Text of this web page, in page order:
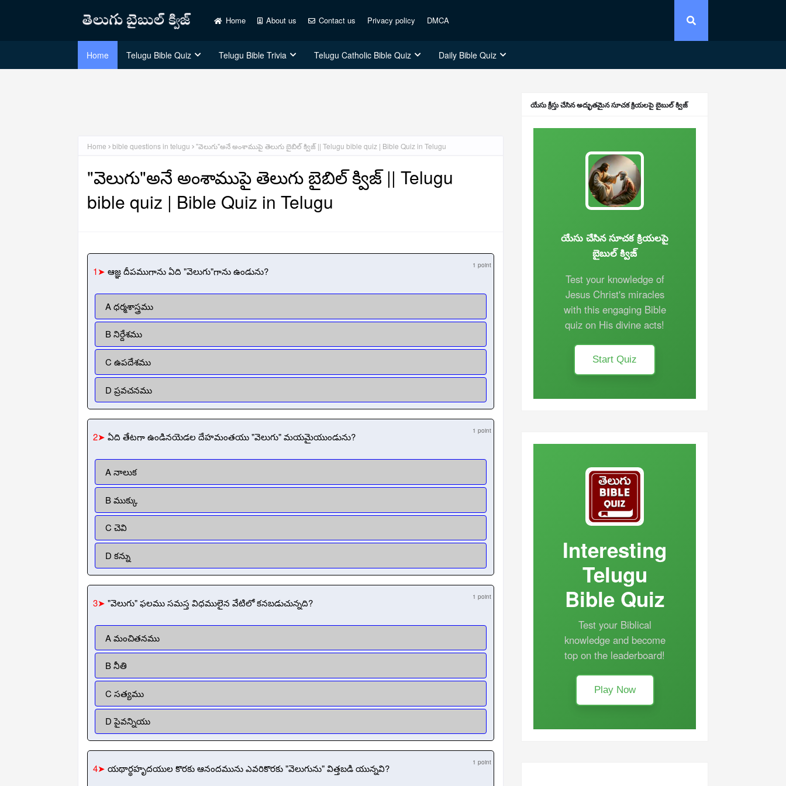
Home About us Contact us Privacy policy DMCA
Home Telugu Bible Quiz Telugu Bible Trivia Telugu Catholic Bible Quiz Daily Bible Quiz
Home bible questions in telugu "వెలుగు"అనే అంశాముపై తెలుగు బైబిల్ క్విజ్ || Telugu bible quiz | Bible Quiz in Telugu
"వెలుగు"అనే అంశాముపై తెలుగు బైబిల్ క్విజ్ || Telugu
bible quiz | Bible Quiz in Telugu
1➤ ఆజ్ఞ దీపముగాను ఏది "వెలుగు"గాను ఉండును? 1 point
A ధర్మశాస్త్రము
B నిర్దేశము
C ఉపదేశము
D ప్రవచనము
2➤ ఏది తేటగా ఉండినయెడల దేహమంతయు "వెలుగు" మయమైయుండును? 1 point
A నాలుక
B ముక్కు
C చెవి
D కన్ను
3➤ "వెలుగు" ఫలము సమస్త విధములైన వేటిలో కనబడుచున్నది? 1 point
A మంచితనము
B నీతి
C సత్యము
D పైవన్నియు
4➤ యథార్థహృదయుల కొరకు ఆనందమును ఎవరికొరకు "వెలుగును" విత్తబడి యున్నవి? 1 point
యేసు క్రీస్తు చేసిన అద్భుతమైన సూచక క్రియలపై బైబుల్ క్విజ్
యేసు చేసిన సూచక క్రియలపై
బైబుల్ క్విజ్
Test your knowledge of
Jesus Christ's miracles
with this engaging Bible
quiz on His divine acts!
Start Quiz
Interesting
Telugu
Bible Quiz
Test your Biblical
knowledge and become
top on the leaderboard!
Play Now